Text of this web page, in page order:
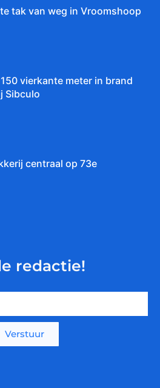
tak van weg in Vroomshoop
vierkante meter in brand
Sibculo
centraal op 73e
redactie!
Verstuur